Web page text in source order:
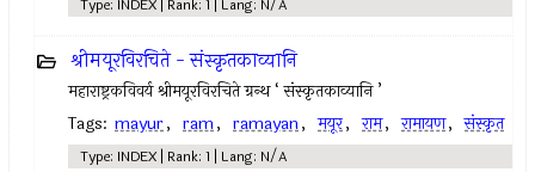
Type: INDEX | Rank: 1 | Lang: N/A
श्रीमयूरविरचिते - संस्कृतकाव्यानि
महाराष्ट्रकविवर्य श्रीमयूरविरचिते ग्रन्थ ‘ संस्कृतकाव्यानि ’
Tags: mayur, ram, ramayan, मयूर, राम, रामायण, संस्कृत
Type: INDEX | Rank: 1 | Lang: N/A